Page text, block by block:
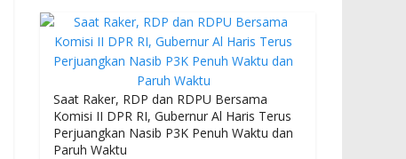
e
b
o
o
k
itt
er
at
s
A
p
p
Saat Raker, RDP dan RDPU Bersama
Komisi II DPR RI, Gubernur Al Haris Terus
Perjuangkan Nasib P3K Penuh Waktu dan
Paruh Waktu